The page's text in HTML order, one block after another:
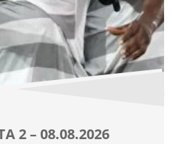
2 – 08.08.2026